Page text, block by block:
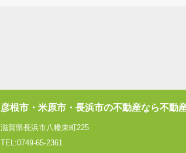
彦根市・米原市・長浜市の不動産なら不動
滋賀県長浜市八幡東町225
TEL:0749-65-2361